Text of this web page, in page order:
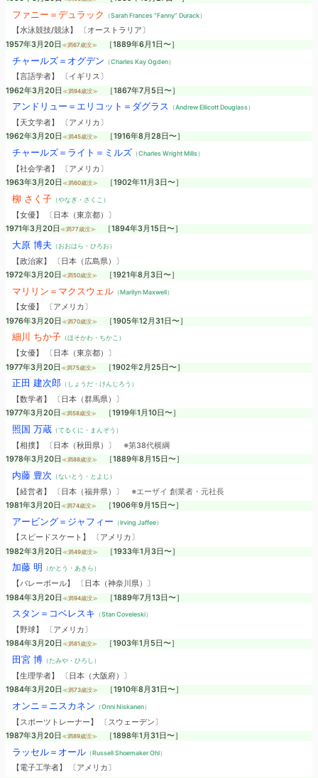
ファニー＝デュラック （Sarah Frances “Fanny” Durack）
【水泳競技/競泳】 〔オーストラリア〕
1957年3月20日 ≪満67歳没≫ ［1889年6月1日〜］
チャールズ＝オグデン （Charles Kay Ogden）
【言語学者】 〔イギリス〕
1962年3月20日 ≪満94歳没≫ ［1867年7月5日〜］
アンドリュー＝エリコット＝ダグラス （Andrew Ellicott Douglass）
【天文学者】 〔アメリカ〕
1962年3月20日 ≪満45歳没≫ ［1916年8月28日〜］
チャールズ＝ライト＝ミルズ （Charles Wright Mills）
【社会学者】 〔アメリカ〕
1963年3月20日 ≪満60歳没≫ ［1902年11月3日〜］
柳 さく子（やなぎ・さくこ）
【女優】 〔日本（東京都）〕
1971年3月20日 ≪満77歳没≫ ［1894年3月15日〜］
大原 博夫 （おおはら・ひろお）
【政治家】 〔日本（広島県）〕
1972年3月20日 ≪満50歳没≫ ［1921年8月3日〜］
マリリン＝マクスウェル（Marilyn Maxwell）
【女優】 〔アメリカ〕
1976年3月20日 ≪満70歳没≫ ［1905年12月31日〜］
細川 ちか子（ほそかわ・ちかこ）
【女優】 〔日本（東京都）〕
1977年3月20日 ≪満75歳没≫ ［1902年2月25日〜］
正田 建次郎（しょうだ・けんじろう）
【数学者】 〔日本（群馬県）〕
1977年3月20日 ≪満58歳没≫ ［1919年1月10日〜］
照国 万蔵（てるくに・まんぞう）
【相撲】 〔日本（秋田県）〕 ※第38代横綱
1978年3月20日 ≪満88歳没≫ ［1889年8月15日〜］
内藤 豊次 （ないとう・とよじ）
【経営者】 〔日本（福井県）〕 ※エーザイ 創業者・元社長
1981年3月20日 ≪満74歳没≫ ［1906年9月15日〜］
アービング＝ジャフィー （Irving Jaffee）
【スピードスケート】 〔アメリカ〕
1982年3月20日 ≪満49歳没≫ ［1933年1月3日〜］
加藤 明 （かとう・あきら）
【バレーボール】 〔日本（神奈川県）〕
1984年3月20日 ≪満94歳没≫ ［1889年7月13日〜］
スタン＝コベレスキ （Stan Coveleski）
【野球】 〔アメリカ〕
1984年3月20日 ≪満81歳没≫ ［1903年1月5日〜］
田宮 博（たみや・ひろし）
【生理学者】 〔日本（大阪府）〕
1984年3月20日 ≪満73歳没≫ ［1910年8月31日〜］
オンニ＝ニスカネン （Onni Niskanen）
【スポーツトレーナー】 〔スウェーデン〕
1987年3月20日 ≪満89歳没≫ ［1898年1月31日〜］
ラッセル＝オール（Russell Shoemaker Ohl）
【電子工学者】 〔アメリカ〕